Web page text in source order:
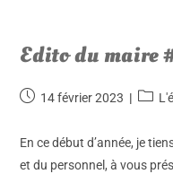
Edito du maire
14 février 2023
En ce début d’année, je
et du personnel, à vous